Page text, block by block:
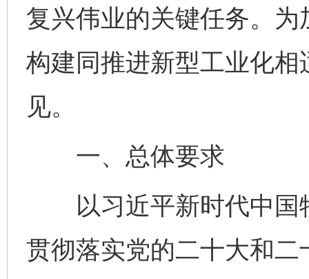
复兴伟业的关键任务。
构建同推进新型工业化
见。
一、总体要求
以习近平新时代中国
贯彻落实党的二十大和